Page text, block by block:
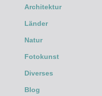
Architektur
Länder
Natur
Fotokunst
Diverses
Blog